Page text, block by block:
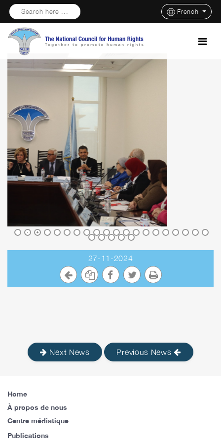
Search here ... French
27-11-2024
Next News Previous News
Home
À propos de nous
Centre médiatique
Publications